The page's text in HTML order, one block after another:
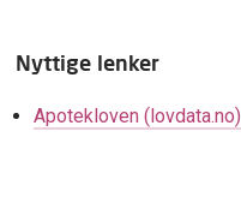
Nyttige lenker
Apotekloven (lovdata.no)